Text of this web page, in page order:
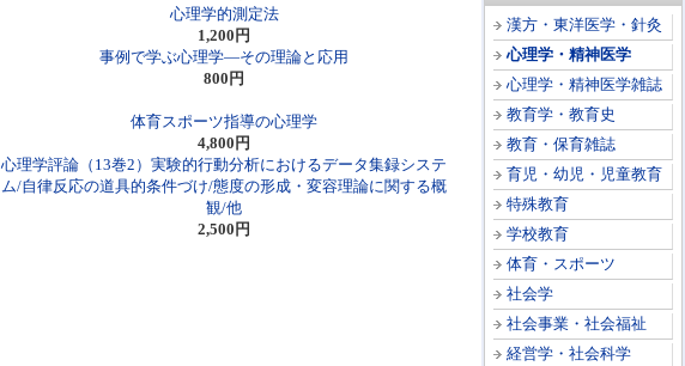
漢方・東洋医学・針灸
心理学・精神医学
心理学・精神医学雑誌
教育学・教育史
教育・保育雑誌
育児・幼児・児童教育
特殊教育
学校教育
体育・スポーツ
社会学
社会事業・社会福祉
経営学・社会科学
心理学的測定法
1,200円
事例で学ぶ心理学―その理論と応用
800円
体育スポーツ指導の心理学
4,800円
心理学評論（13巻2）実験的行動分析におけるデータ集録システ
ム/自律反応の道具的条件づけ/態度の形成・変容理論に関する概
観/他
2,500円